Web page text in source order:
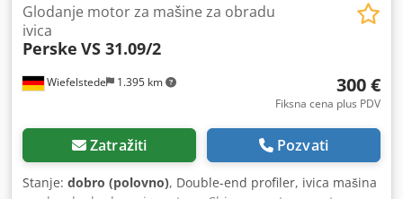
Wiefelstede 1.395 km
Glodanje motor za mašine za obradu
ivica
Perske VS 31.09/2
300 €
Fiksna cena plus PDV
Zatražiti Pozvati
Stanje: dobro (polovno), Double-end profiler, ivica mašina